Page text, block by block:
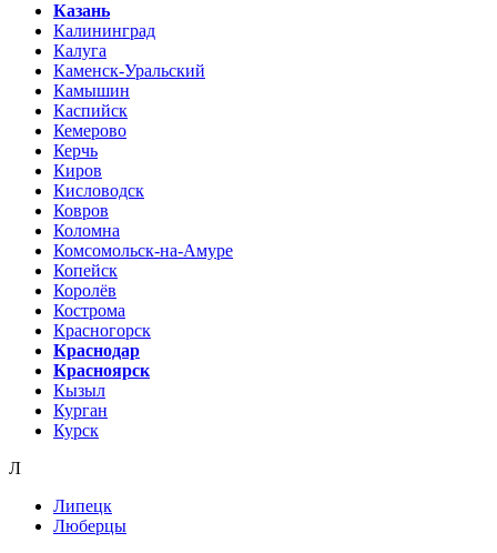
Казань
Калининград
Калуга
Каменск-Уральский
Камышин
Каспийск
Кемерово
Керчь
Киров
Кисловодск
Ковров
Коломна
Комсомольск-на-Амуре
Копейск
Королёв
Кострома
Красногорск
Краснодар
Красноярск
Кызыл
Курган
Курск
Л
Липецк
Люберцы